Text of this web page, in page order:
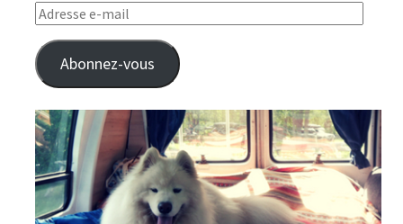
Adresse
e-
mail
Abonnez-vous